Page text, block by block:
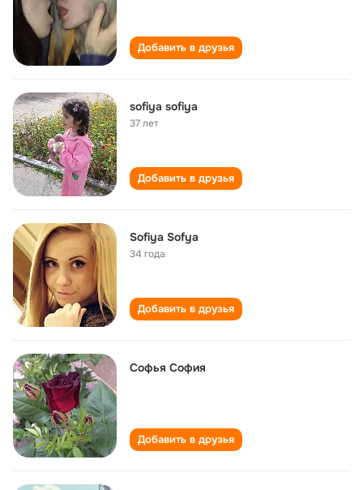
Добавить в друзья
sofiya sofiya
37 лет
Добавить в друзья
Sofiya Sofya
34 года
Добавить в друзья
Софья София
Добавить в друзья